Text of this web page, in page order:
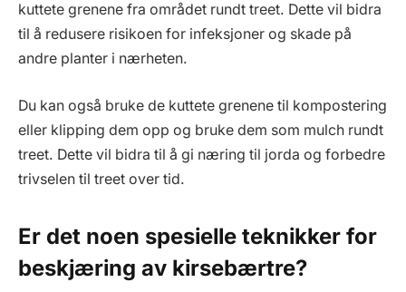
kuttete grenene fra området rundt treet. Dette vil bidra
til å redusere risikoen for infeksjoner og skade på
andre planter i nærheten.
Du kan også bruke de kuttete grenene til kompostering
eller klipping dem opp og bruke dem som mulch rundt
treet. Dette vil bidra til å gi næring til jorda og forbedre
trivselen til treet over tid.
Er det noen spesielle teknikker for
beskjæring av kirsebærtre?